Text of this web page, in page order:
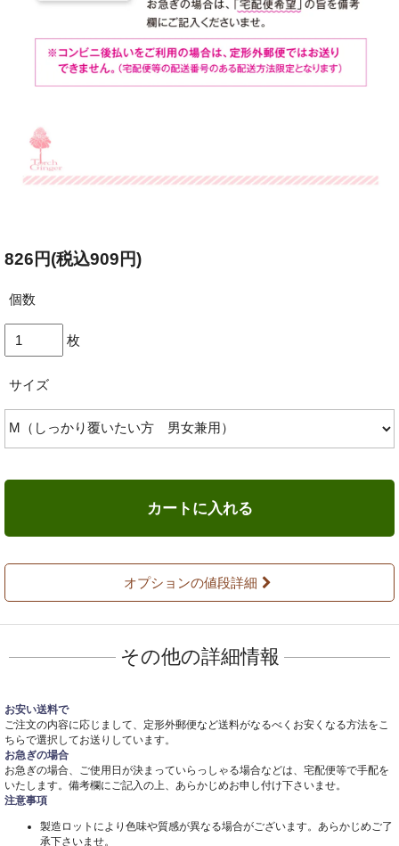
826円(税込909円)
個数
枚
サイズ
カートに入れる
オプションの値段詳細
その他の詳細情報
お安い送料で
ご注文の内容に応じまして、定形外郵便など送料がなるべくお安くなる方法をこ
ちらで選択してお送りしています。
お急ぎの場合
お急ぎの場合、ご使用日が決まっていらっしゃる場合などは、宅配便等で手配を
いたします。備考欄にご記入の上、あらかじめお申し付け下さいませ。
注意事項
製造ロットにより色味や質感が異なる場合がございます。あらかじめご了
承下さいませ。